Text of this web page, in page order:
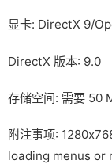
显卡: DirectX 9/
DirectX 版本: 9.0
存储空间: 需要 50
附注事项:
loading menus or